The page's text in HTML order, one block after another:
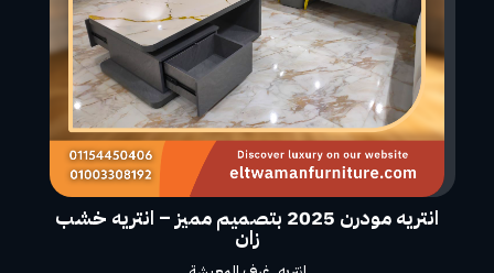
انتريه مودرن 2025 بتصميم مميز – انتريه خشب
زان